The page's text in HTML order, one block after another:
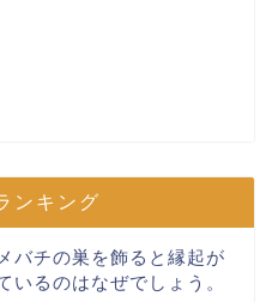
ンキング
バチの巣を飾ると縁起が
いるのはなぜでしょう。